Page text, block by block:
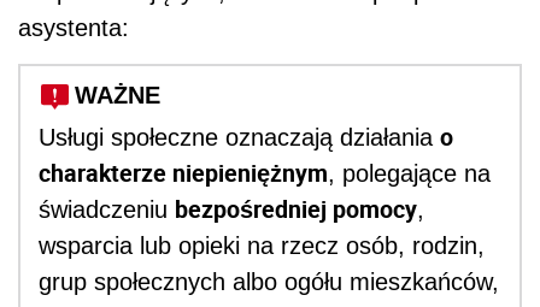
asystenta:
WAŻNE
Usługi społeczne oznaczają działania o
charakterze niepieniężnym, polegające na
świadczeniu bezpośredniej pomocy,
wsparcia lub opieki na rzecz osób, rodzin,
grup społecznych albo ogółu mieszkańców,